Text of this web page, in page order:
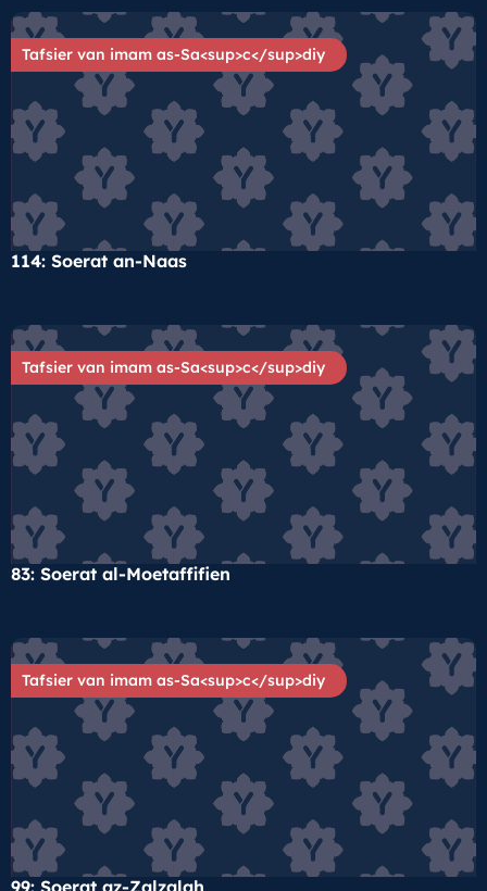
Tafsier van imam as-Sa<sup>c</sup>diy
114: Soerat an-Naas
Tafsier van imam as-Sa<sup>c</sup>diy
83: Soerat al-Moetaffifien
Tafsier van imam as-Sa<sup>c</sup>diy
99: Soerat az-Zalzalah